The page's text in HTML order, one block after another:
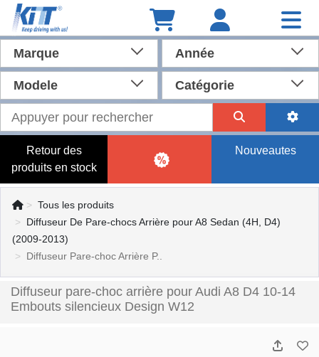
Marque Année
Modele Catégorie
Retour des
produits en stock
Nouveautes
Tous les produits
Diffuseur De Pare-chocs Arrière pour A8 Sedan (4H, D4)
(2009-2013)
Diffuseur Pare-choc Arrière P..
Diffuseur pare-choc arrière pour Audi A8 D4 10-14
Embouts silencieux Design W12